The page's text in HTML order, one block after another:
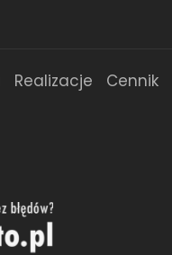
Realizacje Cennik